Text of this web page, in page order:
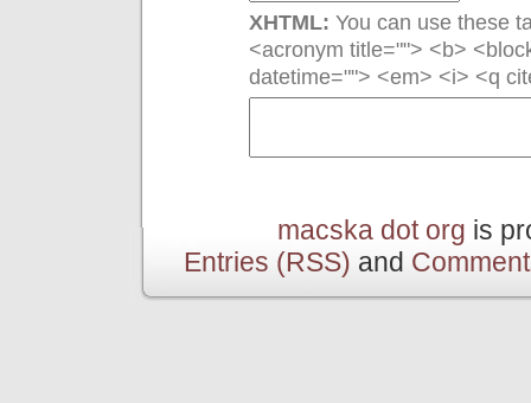
XHTML: You can use these
<acronym title=""> <b>
datetime=""> <em> <i> <q
macska dot org is
Entries (RSS) and